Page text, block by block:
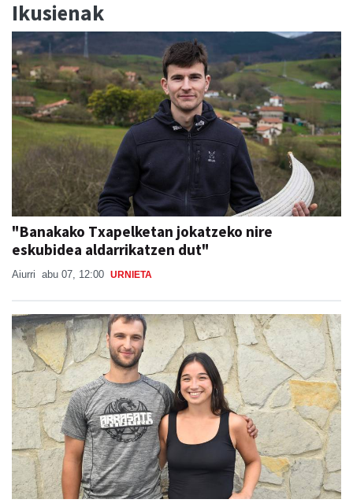
Ikusienak
"Banakako Txapelketan jokatzeko nire
eskubidea aldarrikatzen dut"
Aiurri abu 07, 12:00 URNIETA